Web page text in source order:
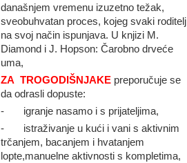
današnjem vremenu izuzetno težak,
sveobuhvatan proces, kojeg svaki roditelj
na svoj način ispunjava. U knjizi M.
Diamond i J. Hopson: Čarobno drveće
uma,
ZA TROGODIŠNJAKEpreporučuje se
da odrasli dopuste:
- igranje nasamo i s prijateljima,
- istraživanje u kući i vani s aktivnim
trčanjem, bacanjem i hvatanjem
lopte,manuelne aktivnosti s kompletima,